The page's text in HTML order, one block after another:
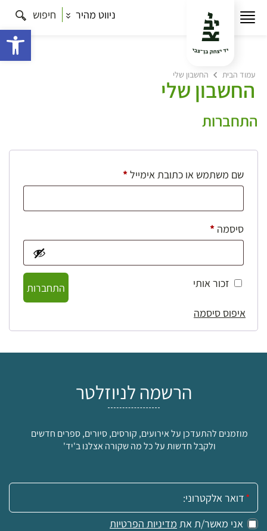
ניווט מהיר חיפוש
עמוד הבית החשבון שלי
החשבון שלי
התחברות
שם משתמש או כתובת אימייל*חובה
סיסמה *חובה
זכור אותי
התחברות
איפוס סיסמה
הרשמה לניוזלטר
מוזמנים להתעדכן על אירועים, קורסים, סיורים, ספרים חדשים
ולקבל חדשות על כל מה שקורה אצלנו ב'יד'
אימייל:
אני מאשר/ת את מדיניות הפרטיות